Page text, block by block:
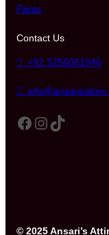
Pants
Contact Us
+92 3256061040
Facebook Instagram TikTok
© 2025 Ansari’s